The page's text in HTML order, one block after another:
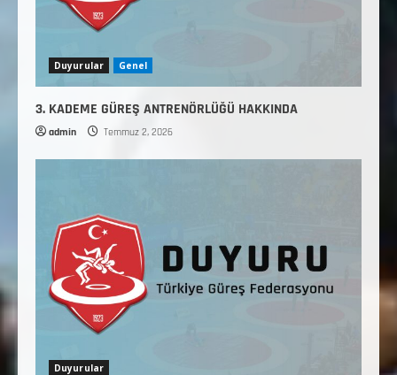
Duyurular Genel
3. KADEME GÜREŞ ANTRENÖRLÜĞÜ HAKKINDA
admin Temmuz 2, 2026
Duyurular